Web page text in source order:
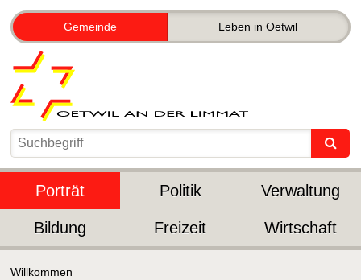
Gemeinde Leben in Oetwil
Porträt Politik Verwaltung
Bildung Freizeit Wirtschaft
Willkommen